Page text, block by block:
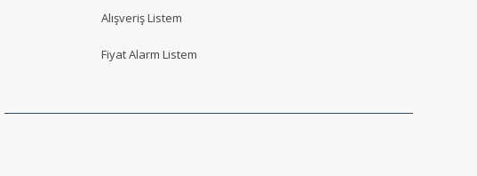
Alışveriş Listem
Fiyat Alarm Listem